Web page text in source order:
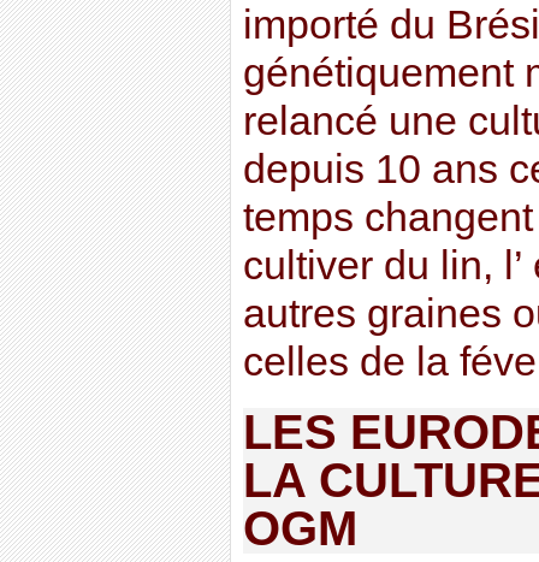
importé du
génétiquement
relancé une
depuis 10 ans
temps
cultiver du lin,
autres graines
celles de la
LES
LA
OGM